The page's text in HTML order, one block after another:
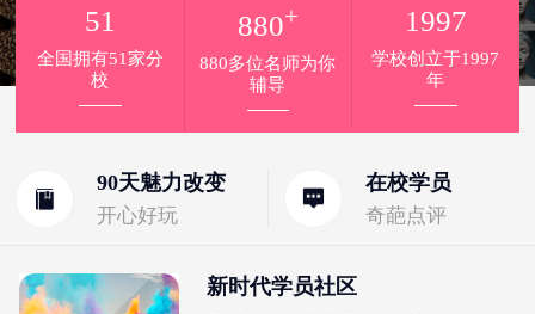
90天魅力改变
开心好玩
在校学员
奇葩点评
51
全国拥有51家分
校
880+
880多位名师为你
辅导
1997
学校创立于1997
年
新时代学员社区